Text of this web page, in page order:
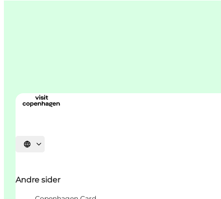
Velg språk
Andre sider